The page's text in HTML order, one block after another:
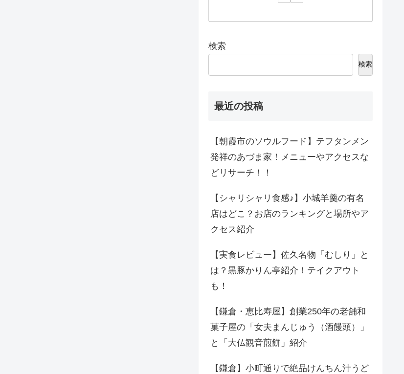
検索
検索
最近の投稿
【朝霞市のソウルフード】テフタンメン
発祥のあづま家！メニューやアクセスな
どリサーチ！！
【シャリシャリ食感♪】小城羊羹の有名
店はどこ？お店のランキングと場所やア
クセス紹介
【実食レビュー】佐久名物「むしり」と
は？黒豚かりん亭紹介！テイクアウト
も！
【鎌倉・恵比寿屋】創業250年の老舗和
菓子屋の「女夫まんじゅう（酒饅頭）」
と「大仏観音煎餅」紹介
【鎌倉】小町通りで絶品けんちん汁うど